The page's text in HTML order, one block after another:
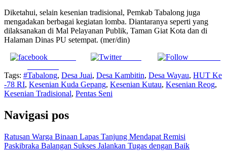
Diketahui, selain kesenian tradisional, Pemkab Tabalong juga
mengadakan berbagai kegiatan lomba. Diantaranya seperti yang
dilaksanakan di Mal Pelayanan Publik, Taman Giat Kota dan di
Halaman Dinas PU setempat. (mer/din)
Tweet
Tags: #Tabalong, Desa Juai, Desa Kambitin, Desa Wayau, HUT Ke
-78 RI, Kesenian Kuda Gepang, Kesenian Kutau, Kesenian Reog,
Kesenian Tradisional, Pentas Seni
Navigasi pos
Ratusan Warga Binaan Lapas Tanjung Mendapat Remisi
Paskibraka Balangan Sukses Jalankan Tugas dengan Baik